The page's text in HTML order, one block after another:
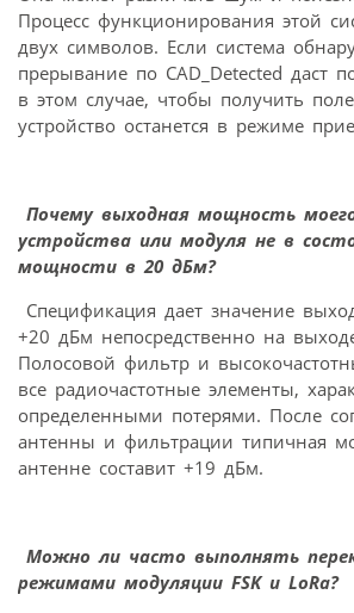
Процесс функционирования этой
двух символов. Если система
прерывание по CAD_Detected даст
в этом случае, чтобы получить
устройство останется в режиме
Почему выходная мощность
устройства или модуля не в
мощности в 20 дБм?
Спецификация дает значение
+20 дБм непосредственно на
Полосовой фильтр и
все радиочастотные элементы,
определенными потерями. После
антенны и фильтрации типичная
антенне составит +19 дБм.
Можно ли часто выполнять
режимами модуляции FSK и LoRa?